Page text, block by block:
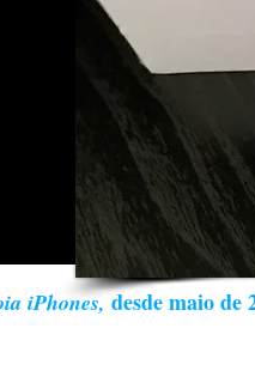
iPhones,desde maio de